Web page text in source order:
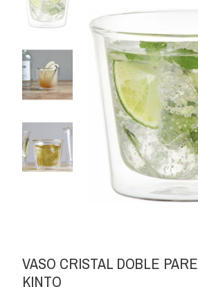
VASO CRISTAL DOBLE
KINTO